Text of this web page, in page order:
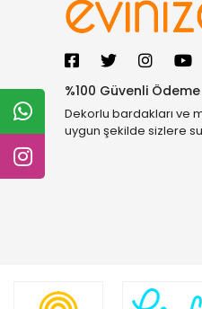
%100 Güvenli Ödeme
Dekorlu bardakları ve
uygun şekilde sizlere